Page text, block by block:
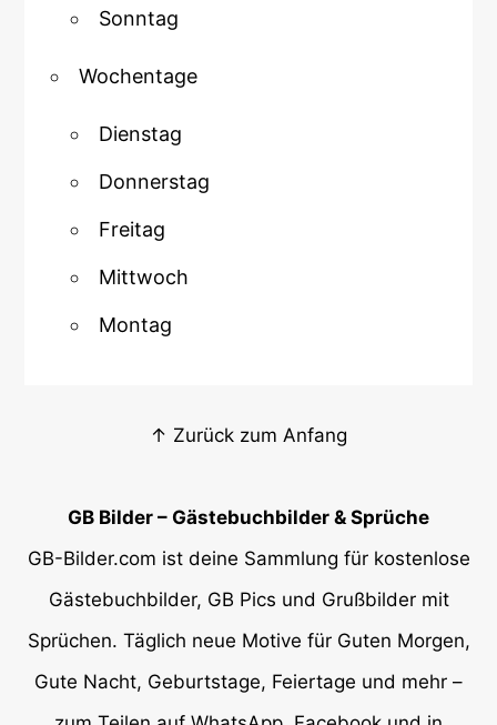
Sonntag
Wochentage
Dienstag
Donnerstag
Freitag
Mittwoch
Montag
↑ Zurück zum Anfang
GB Bilder – Gästebuchbilder & Sprüche
GB-Bilder.com ist deine Sammlung für kostenlose
Gästebuchbilder, GB Pics und Grußbilder mit
Sprüchen. Täglich neue Motive für Guten Morgen,
Gute Nacht, Geburtstage, Feiertage und mehr –